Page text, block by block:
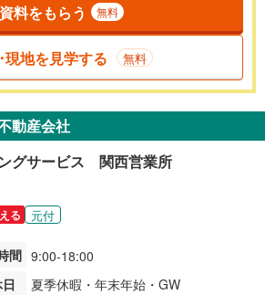
資料をもらう 無料
現地を見学する 無料
動産会社
グサービス 関西営業所
る 元付
間 9:00-18:00
夏季休暇・年末年始・GW